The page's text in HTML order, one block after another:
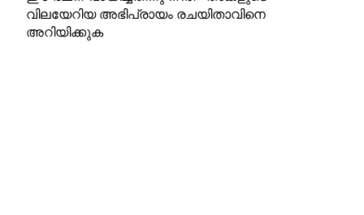
വിലയേറിയ അഭിപ്രായം രചയിതാവിനെ
അറിയിക്കുക